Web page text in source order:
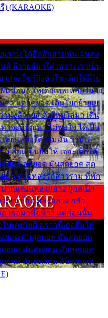
) (KARAOKE)
นราม ได้อีกสักสามพัน ฉันคง
ส์ ลีวายส์มาใส่ เพราะเราเป็น
ากจะโชว์ถึงหิวโซ เด็กใต้ก็ไม่
ซื้อมา ให้เด็กเทพเหลียวมอง
ดา แต่สุดยอด เดินโยกย้ายเย
านุ่งลีวายส์ ตัวใหม่ใส่มา เดิน
าจะมีปัญหา ไม่พอใจ ได้เป็น
ลยแหลงใต้ถามมัน ว่ามัน
ปลี่ยนเป็นยิ้มให้ เจอะเด็กใต้
ดยอด สุดยอด มันสุดยอด สุด
อด แอบหลงรักสาวราม ที่พัก
ากแดงแหลงกลาง ถูกสเป็ก
กเข้าไปแหลงกลาง กลัว
อ เธอมาซื้อข้าว แต่ก่อนนั้น
ไม่เคยไยดี คราวนี้เธอยิ้มให้
ยอด มันสุดยอด มันสุดยอด
ยอด มันสุดยอด มันสุดยอด
ยอด มันสุดยอด มันสุดยอด